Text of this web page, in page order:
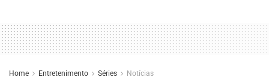
Home Entretenimento Séries Notícias